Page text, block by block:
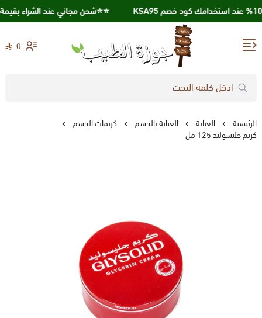
⭐️⭐️شحن مجاني عند الشراء بقيمة 250 ريال ⭐️⭐️
جوزة الطيب 0
الرئيسية العناية العناية بالجسم
كريمات الجسم
كريم جليسوليد 125 مل